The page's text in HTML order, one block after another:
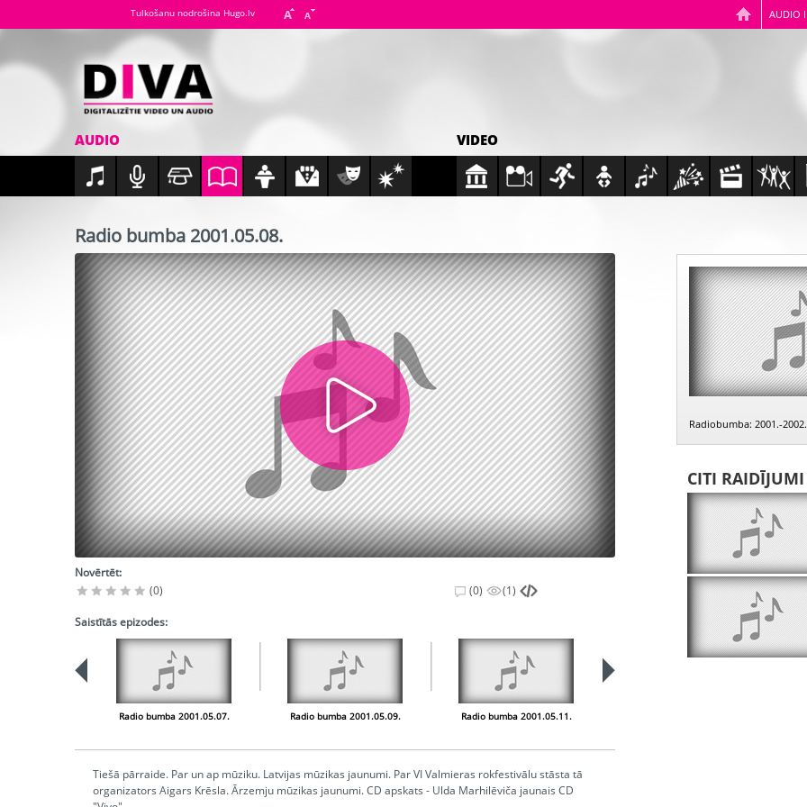
AUDIO
Tulkošanu nodrošina Hugo.lv
AUDIO VIDEO
Radio bumba 2001.05.08.
Novērtēt:
(0)
(0) (1)
Saistītās epizodes:
Radio bumba 2001.05.07. Radio bumba 2001.05.09. Radio bumba 2001.05.11.
Tiešā pārraide. Par un ap mūziku. Latvijas mūzikas jaunumi. Par VI Valmieras rokfestivālu stāsta tā
organizators Aigars Krēsla. Ārzemju mūzikas jaunumi. CD apskats - Ulda Marhilēviča jaunais CD
Radiobumba: 2001.-2002.
CITI